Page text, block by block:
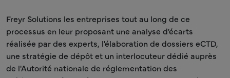
Freyr Solutions les entreprises tout au long de ce
processus en leur proposant une analyse d'écarts
réalisée par des experts, l'élaboration de dossiers eCTD,
une stratégie de dépôt et un interlocuteur dédié auprès
de l'Autorité nationale de réglementation des